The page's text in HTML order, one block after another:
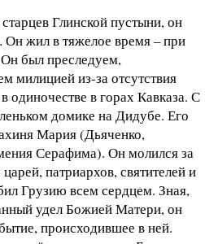
Глинской пустыни, он
жил в тяжелое время – при
был преследуем,
милицией из-за отсутствия
одиночестве в горах Кавказа. С
домике на Дидубе. Его
Мария (Дьяченко,
Серафима). Он молился за
патриархов, святителей и
Грузию всем сердцем. Зная,
удел Божией Матери, он
происходившее в ней.